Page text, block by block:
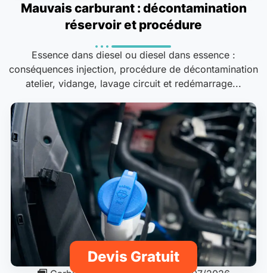
Mauvais carburant : décontamination
réservoir et procédure
Essence dans diesel ou diesel dans essence :
conséquences injection, procédure de décontamination
atelier, vidange, lavage circuit et redémarrage...
Devis Gratuit